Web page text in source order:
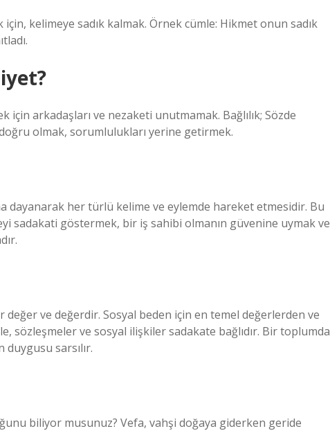
kelimeye sadık kalmak. Örnek cümle: Hikmet onun sadık
için arkadaşları ve nezaketi unutmamak. Bağlılık; Sözde
olmak, sorumlulukları yerine getirmek.
dayanarak her türlü kelime ve eylemde hareket etmesidir. Bu
sadakati göstermek, bir iş sahibi olmanın güvenine uymak ve
ve değerdir. Sosyal beden için en temel değerlerden ve
sözleşmeler ve sosyal ilişkiler sadakate bağlıdır. Bir toplumda
sarsılır.
biliyor musunuz? Vefa, vahşi doğaya giderken geride